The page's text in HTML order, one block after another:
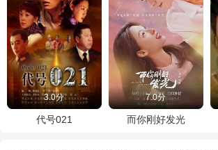
3.0分
代号021
7.0分
而你刚好发光